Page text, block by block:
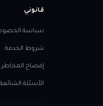
قانوني
سياسة
شروط الخدمة
إفصاح المخاطر
الأسئلة الشائعة